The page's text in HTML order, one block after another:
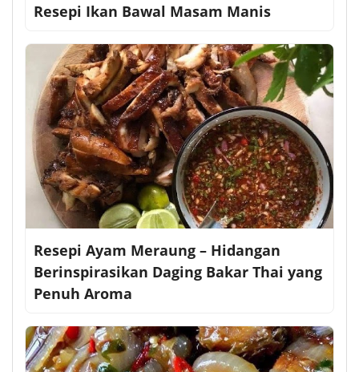
Resepi Ikan Bawal Masam Manis
Resepi Ayam Meraung – Hidangan
Berinspirasikan Daging Bakar Thai yang
Penuh Aroma